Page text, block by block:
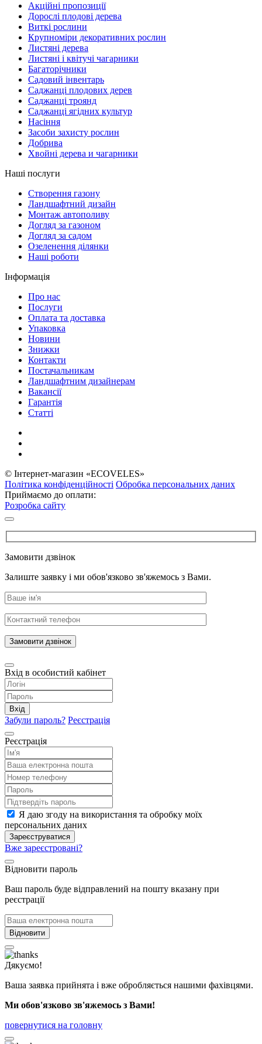
Акційні пропозиції
Дорослі плодові дерева
Виткі рослини
Крупноміри декоративних рослин
Листяні дерева
Листяні і квітучі чагарники
Багаторічники
Садовий інвентарь
Саджанці плодових дерев
Саджанці троянд
Саджанці ягідних культур
Насіння
Засоби захисту рослин
Добрива
Хвойні дерева и чагарники
Наші послуги
Створення газону
Ландшафтний дизайн
Монтаж автополиву
Догляд за газоном
Догляд за садом
Озеленення ділянки
Наші роботи
Інформація
Про нас
Послуги
Оплата та доставка
Упаковка
Новини
Знижки
Контакти
Постачальникам
Ландшафтним дизайнерам
Вакансії
Гарантія
Статті
© Інтернет-магазин «ECOVELES»
Політика конфіденційності Обробка персональних даних
Приймаємо до оплати:
Розробка сайту
Замовити дзвінок
Залиште заявку і ми обов'язково зв'яжемось з Вами.
Замовити дзвінок
Вхід в особистий кабінет
Вхід
Забули пароль? Реєстрація
Реєстрація
Я даю згоду на використання та обробку моїх
персональних даних
Зареєструватися
Вже зареєстровані?
Відновити пароль
Ваш пароль буде відправлений на пошту вказану при
реєстрації
Відновити
Дякуємо!
Ваша заявка прийнята і вже обробляється нашими фахівцями.
Ми обов'язково зв'яжемось з Вами!
повернутися на головну